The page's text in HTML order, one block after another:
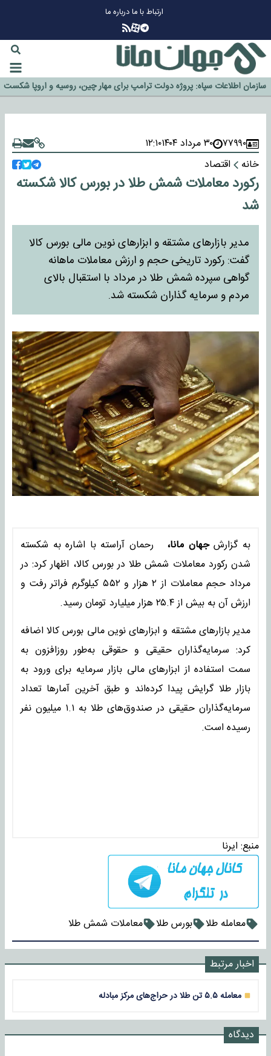
ارتباط با مادرباره ما
گزینه جدایی اوسمار روی میز مدیران پرسپولیس
آیا رئیس جمهور آمریکا قانون را دور می‌زند؟
اخراج رسمی چهره نامدار از پرسپولیس
سازمان اطلاعات سپاه: پروژه دولت ترامپ برای مهار چین، روسیه و اروپا شکست
خورد
۷۷۹۹۰ ۳۰ مرداد ۱۴۰۴
۱۲:۱۰
خانه
اقتصاد
رکورد معاملات شمش طلا در بورس کالا شکسته
شد
مدیر بازارهای مشتقه و ابزارهای نوین مالی بورس کالا
گفت: رکورد تاریخی حجم و ارزش معاملات ماهانه
گواهی سپرده شمش طلا در مرداد با استقبال بالای
مردم و سرمایه گذاران شکسته شد.
به گزارشجهان مانا، رحمان آراسته با اشاره به شکسته
شدن رکورد معاملات شمش طلا در بورس کالا، اظهار کرد: در
مرداد حجم معاملات از ۲ هزار و ۵۵۲ کیلوگرم فراتر رفت و
ارزش آن به بیش از ۲۵.۴ هزار میلیارد تومان رسید.
مدیر بازارهای مشتقه و ابزارهای نوین مالی بورس کالا اضافه
کرد: سرمایه‌گذاران حقیقی و حقوقی به‌طور روزافزون به
سمت استفاده از ابزارهای مالی بازار سرمایه برای ورود به
بازار طلا گرایش پیدا کرده‌اند و طبق آخرین آمارها تعداد
سرمایه‌گذاران حقیقی در صندوق‌های طلا به ۱.۱ میلیون نفر
رسیده است.
منبع: ایرنا
معامله طلا بورس طلا معاملات شمش طلا
اخبار مرتبط
معامله ۵.۵ تن طلا در حراج‌های مرکز مبادله
دیدگاه